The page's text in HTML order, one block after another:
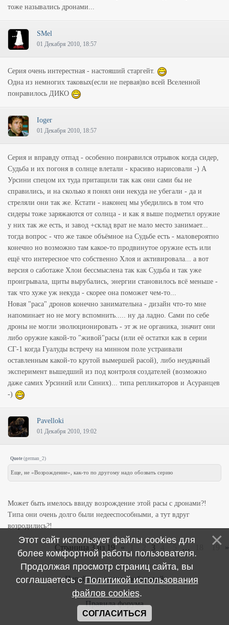
тоже назывались дронами...
SMel
01 Декабря 2010, 18:57
Серия очень интерестная - настояший старгейт.
Одна из немногих таковых(если не первая)во всей Вселенной
понравилось ДИКО
Ioger
01 Декабря 2010, 18:57
Серия и вправду отпад - особенно понравился отрывок когда сидер,
Судьба и их погоня в солнце влетали - красиво нарисовали -) А
Урсини спецом их туда притащили так как они сами бы не
справились, и на сколько я понял они некуда не убегали - да и
стреляли они так же. Кстати - наконец мы убедились в том что
сидеры тоже заряжаются от солнца - и как я выше подметил оружие
у них так же есть, и завод +склад врат не мало место занимает...
тогда вопрос - что же такое объёмное на Судьбе есть - маловероятно
конечно но возможно там какое-то продвинутое оружие есть или
ещё что интересное что собственно Хлоя и активировала... а вот
версия о саботаже Хлои бессмыслена так как Судьба и так уже
проигрывала, щиты вырубались, энергии становилось всё меньше -
так что хуже уж некуда - скорее она поможет чем-то...
Новая "раса" дронов конечно занимательна - дизайн что-то мне
напоминает но не могу вспомнить..... ну да ладно. Сами по себе
дроны не могли эволюционировать - эт ж не органика, значит они
либо оружие какой-то "живой"расы (или её остатки как в серии
СГ-1 когда Гуалуды встречу на минном поле устраивали
оставленным какой-то крутой вымершей расой), либо неудачный
эксперимент вышедший из под контроля создателей (возможно
даже самих Урсиний или Синих)... типа репликаторов и Асуранцев
-)
Pavelloki
01 Декабря 2010, 19:02
Quote (german_2)
Еще, не «Возрождение», как-то по другому надо обозвать серию
Может быть имелось ввиду возрождение этой расы с дронами?!
Типа они очень долго были недееспособными, а тут вдруг
возродились?!
Страница 3из 19 « 3 … 19 »
Перейти к ленте сообщений
Правила форума
Этот сайт использует файлы cookies для
более комфортной работы пользователя.
Продолжая просмотр страниц сайта, вы
соглашаетесь сПолитикой использования
файлов cookies.
СОГЛАСИТЬСЯ